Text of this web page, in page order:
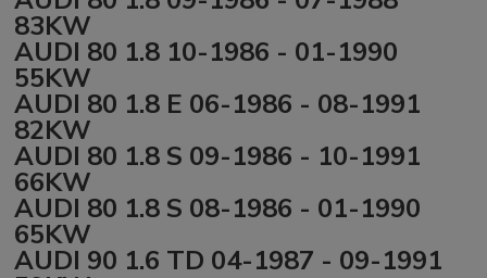
83KW
AUDI 80 1.8 10-1986 - 01-1990
55KW
AUDI 80 1.8 E 06-1986 - 08-1991
82KW
AUDI 80 1.8 S 09-1986 - 10-1991
66KW
AUDI 80 1.8 S 08-1986 - 01-1990
65KW
AUDI 90 1.6 TD 04-1987 - 09-1991